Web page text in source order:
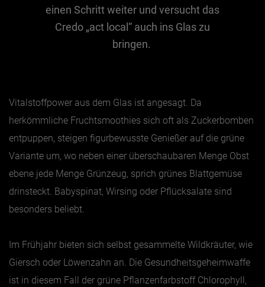
November
Dezember
einen Schritt weiter und versucht das
Credo „act local“ auch ins Glas zu
bringen.
Vitalstoffpower aus dem Glas ist angesagt. Da
herkömmliche Fruchtsmoothies sich oft als Zuckerbomben
entpuppen, steigen figurbewusste Genießer auf die grüne
Variante um, wo neben einer überschaubaren Menge Obst
ebene jede Menge Grünzeug, sprich grünes Blattgemüse
drinsteckt. Babyspinat, Wirsing oder Pflücksalate sind
besonders beliebt.
Im Frühjahr bieten sich selbst gesammelte Wildkräuter, wie
Giersch oder Löwenzahn an. Die Gesundheitsgeheimwaffe
ist in diesem Fall der grüne Pflanzenfarbstoff Chlorophyll,